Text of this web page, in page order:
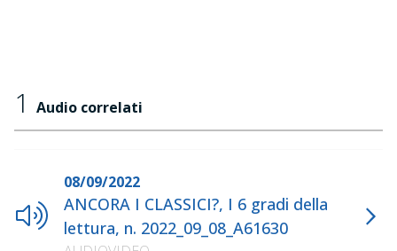
1 Audio correlati
08/09/2022
ANCORA I CLASSICI?, I 6 gradi della
lettura, n. 2022_09_08_A61630